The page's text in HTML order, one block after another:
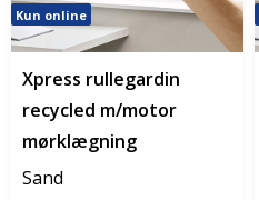
Kun online
Xpress rullegardin
recycled m/motor
mørklægning
Sand